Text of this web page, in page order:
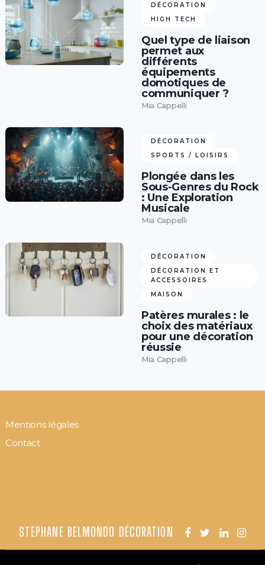
DÉCORATION
HIGH TECH
Quel type de liaison
permet aux
différents
équipements
domotiques de
communiquer ?
Mia Cappelli
DÉCORATION
SPORTS / LOISIRS
Plongée dans les
Sous-Genres du Rock
: Une Exploration
Musicale
Mia Cappelli
DÉCORATION
DÉCORATION ET
ACCESSOIRES
MAISON
Patères murales : le
choix des matériaux
pour une décoration
réussie
Mia Cappelli
Mentions légales
Contact
STEPHANE BELMONDO DÉCORATION